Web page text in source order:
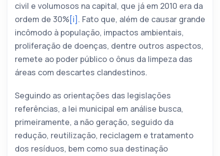
civil e volumosos na capital, que já em 2010 era da
ordem de 30%[i] . Fato que, além de causar grande
incômodo à população, impactos ambientais,
proliferação de doenças, dentre outros aspectos,
remete ao poder público o ônus da limpeza das
áreas com descartes clandestinos.
Seguindo as orientações das legislações
referências, a lei municipal em análise busca,
primeiramente, a não geração, seguido da
redução, reutilização, reciclagem e tratamento
dos resíduos, bem como sua destinação